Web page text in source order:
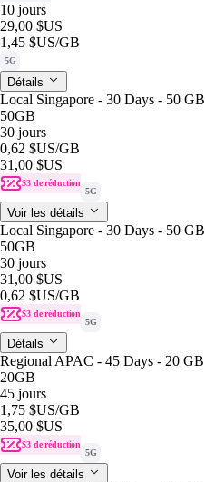
10 jours
29,00 $US
1,45 $US/GB
5G
Détails
Local Singapore - 30 Days - 50 GB
50GB
30 jours
0,62 $US/GB
31,00 $US
$3 de réduction
5G
Voir les détails
Local Singapore - 30 Days - 50 GB
50GB
30 jours
31,00 $US
0,62 $US/GB
$3 de réduction
5G
Détails
Regional APAC - 45 Days - 20 GB
20GB
45 jours
1,75 $US/GB
35,00 $US
$3 de réduction
5G
Voir les détails